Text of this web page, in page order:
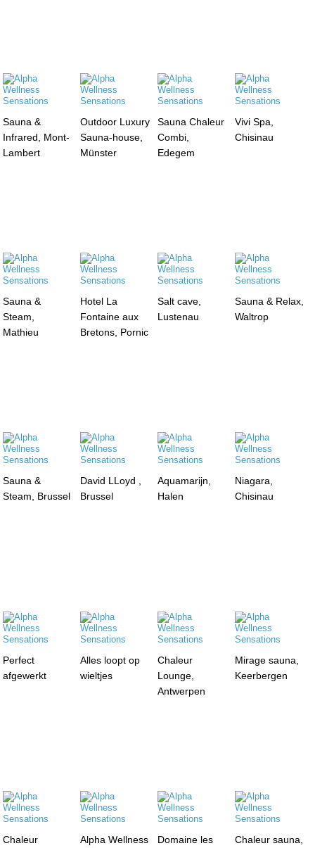
Sauna &
Infrared, Mont-
Lambert
Outdoor Luxury
Sauna-house,
Münster
Sauna Chaleur
Combi,
Edegem
Vivi Spa,
Chisinau
Sauna &
Steam,
Mathieu
Hotel La
Fontaine aux
Bretons, Pornic
Salt cave,
Lustenau
Sauna & Relax,
Waltrop
Sauna &
Steam, Brussel
David LLoyd ,
Brussel
Aquamarijn,
Halen
Niagara,
Chisinau
Perfect
afgewerkt
Alles loopt op
wieltjes
Chaleur
Lounge,
Antwerpen
Mirage sauna,
Keerbergen
Chaleur
Alpha Wellness
Domaine les
Chaleur sauna,